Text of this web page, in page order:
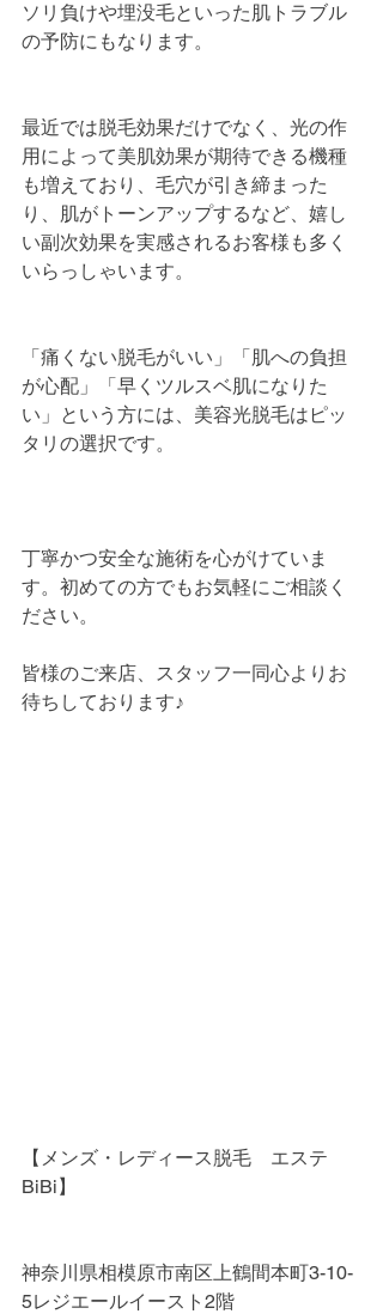
ソリ負けや埋没毛といった肌トラブル
の予防にもなります。
最近では脱毛効果だけでなく、光の作
用によって美肌効果が期待できる機種
も増えており、毛穴が引き締まった
り、肌がトーンアップするなど、嬉し
い副次効果を実感されるお客様も多く
いらっしゃいます。
「痛くない脱毛がいい」「肌への負担
が心配」「早くツルスベ肌になりた
い」という方には、美容光脱毛はピッ
タリの選択です。
丁寧かつ安全な施術を心がけていま
す。初めての方でもお気軽にご相談く
ださい。
皆様のご来店、スタッフ一同心よりお
待ちしております♪
【メンズ・レディース脱毛　エステ
BiBi】
神奈川県相模原市南区上鶴間本町3-10-
5レジエールイースト2階